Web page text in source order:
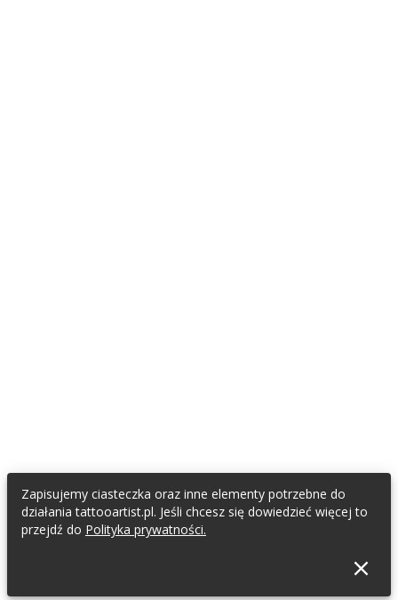
Zapisujemy ciasteczka oraz inne elementy potrzebne do
działania tattooartist.pl. Jeśli chcesz się dowiedzieć więcej to
przejdź do Polityka prywatności.